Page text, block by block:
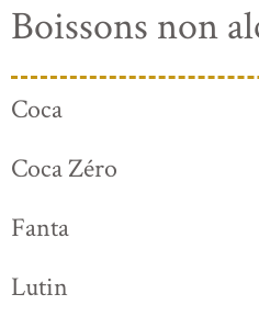
Boissons non
Coca
Coca Zéro
Fanta
Lutin